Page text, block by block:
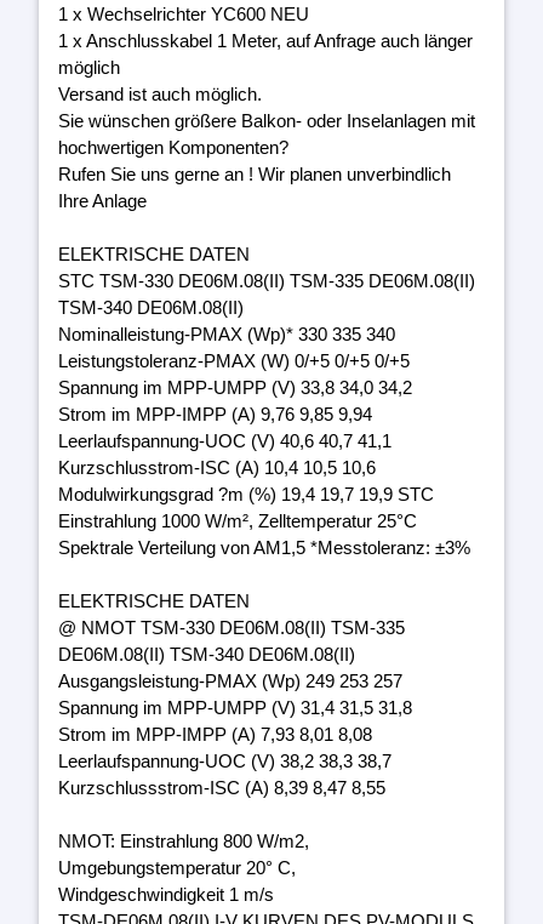
1 x Wechselrichter YC600 NEU
1 x Anschlusskabel 1 Meter, auf Anfrage auch länger
möglich
Versand ist auch möglich.
Sie wünschen größere Balkon- oder Inselanlagen mit
hochwertigen Komponenten?
Rufen Sie uns gerne an ! Wir planen unverbindlich
Ihre Anlage
ELEKTRISCHE DATEN
STC TSM-330 DE06M.08(II) TSM-335 DE06M.08(II)
TSM-340 DE06M.08(II)
Nominalleistung-PMAX (Wp)* 330 335 340
Leistungstoleranz-PMAX (W) 0/+5 0/+5 0/+5
Spannung im MPP-UMPP (V) 33,8 34,0 34,2
Strom im MPP-IMPP (A) 9,76 9,85 9,94
Leerlaufspannung-UOC (V) 40,6 40,7 41,1
Kurzschlusstrom-ISC (A) 10,4 10,5 10,6
Modulwirkungsgrad ?m (%) 19,4 19,7 19,9 STC
Einstrahlung 1000 W/m², Zelltemperatur 25°C
Spektrale Verteilung von AM1,5 *Messtoleranz: ±3%
ELEKTRISCHE DATEN
@ NMOT TSM-330 DE06M.08(II) TSM-335
DE06M.08(II) TSM-340 DE06M.08(II)
Ausgangsleistung-PMAX (Wp) 249 253 257
Spannung im MPP-UMPP (V) 31,4 31,5 31,8
Strom im MPP-IMPP (A) 7,93 8,01 8,08
Leerlaufspannung-UOC (V) 38,2 38,3 38,7
Kurzschlussstrom-ISC (A) 8,39 8,47 8,55
NMOT: Einstrahlung 800 W/m2,
Umgebungstemperatur 20° C,
Windgeschwindigkeit 1 m/s